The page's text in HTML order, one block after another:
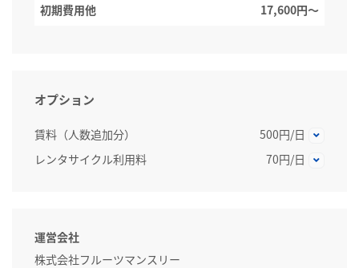
初期費用他 17,600円〜
オプション
賃料（人数追加分）
500円/日
レンタサイクル利用料
70円/日
運営会社
株式会社フルーツマンスリー